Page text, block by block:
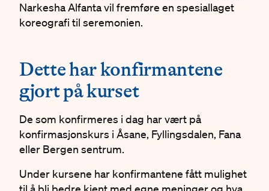
Narkesha Alfanta vil fremføre en spesiallaget
koreografi til seremonien.
#
Dette har konfirmantene
gjort på kurset
De som konfirmeres i dag har vært på
konfirmasjonskurs i Åsane, Fyllingsdalen, Fana
eller Bergen sentrum.
Under kursene har konfirmantene fått mulighet